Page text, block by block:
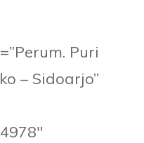
Puri
– Sidoarjo”